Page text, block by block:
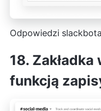
Odpowiedzi
18.
funkcją